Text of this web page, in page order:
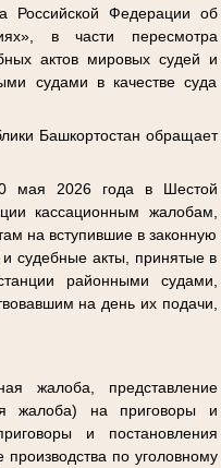
Российской Федерации об
в части пересмотра
актов мировых судей и
судами в качестве суда
Башкортостан обращает
мая 2026 года в Шестой
кассационным жалобам,
на вступившие в законную
судебные акты, принятые в
районными судами,
на день их подачи,
жалоба, представление
жалоба) на приговоры и
и постановления
по уголовному